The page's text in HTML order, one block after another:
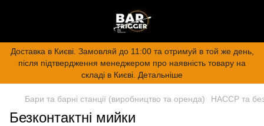
Доставка в Києві. Замовляй до 11:00 та отримуй в той же день,
після підтвердження менеджером про наявність товару на
складі в Києві. Детальніше
Бари та барні станції (виробництво та оренда) HACCP та
Безконтактні мийки